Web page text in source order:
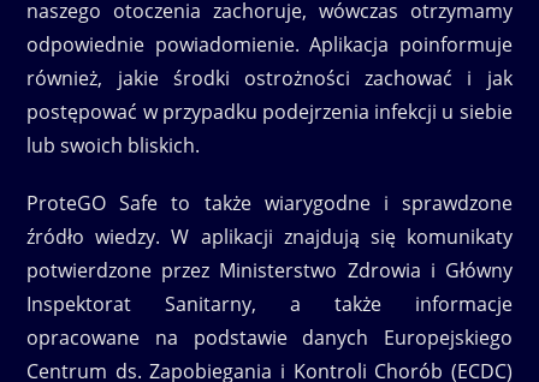
naszego otoczenia zachoruje, wówczas otrzymamy
odpowiednie powiadomienie. Aplikacja poinformuje
również, jakie środki ostrożności zachować i jak
postępować w przypadku podejrzenia infekcji u siebie
lub swoich bliskich.
ProteGO Safe to także wiarygodne i sprawdzone
źródło wiedzy. W aplikacji znajdują się komunikaty
potwierdzone przez Ministerstwo Zdrowia i Główny
Inspektorat Sanitarny, a także informacje
opracowane na podstawie danych Europejskiego
Centrum ds. Zapobiegania i Kontroli Chorób (ECDC)